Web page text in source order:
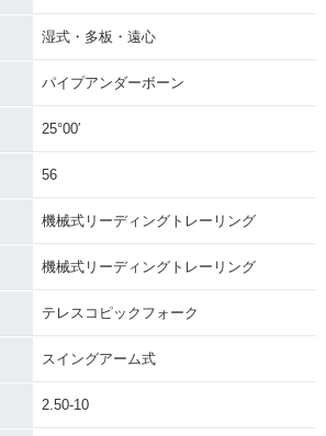
湿式・多板・遠心
パイプアンダーボーン
25°00′
56
機械式リーディングトレーリング
機械式リーディングトレーリング
テレスコピックフォーク
スイングアーム式
2.50-10